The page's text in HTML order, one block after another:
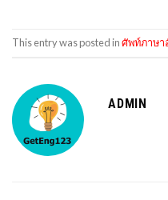
This entry was posted inศัพท์ภาษา
ADMIN